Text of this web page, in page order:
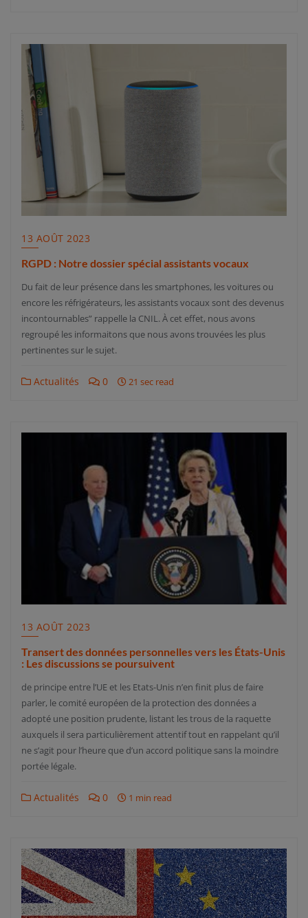
13 AOÛT 2023
RGPD : Notre dossier spécial assistants vocaux
Du fait de leur présence dans les smartphones, les voitures ou
encore les réfrigérateurs, les assistants vocaux sont des devenus
incontournables” rappelle la CNIL. À cet effet, nous avons
regroupé les informaitons que nous avons trouvées les plus
pertinentes sur le sujet.
Actualités 0 21 sec read
13 AOÛT 2023
Transert des données personnelles vers les États-Unis
: Les discussions se poursuivent
de principe entre l’UE et les Etats-Unis n’en finit plus de faire
parler, le comité européen de la protection des données a
adopté une position prudente, listant les trous de la raquette
auxquels il sera particulièrement attentif tout en rappelant qu’il
ne s’agit pour l’heure que d’un accord politique sans la moindre
portée légale.
Actualités 0 1 min read